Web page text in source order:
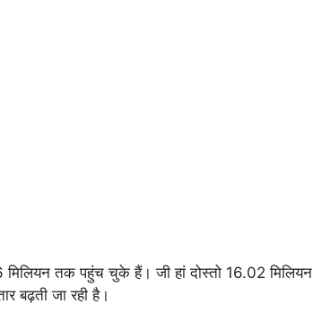
तक पहुंच चुके हैं। जी हां दोस्तो 16.02 मिलियन
बढ़ती जा रही है।